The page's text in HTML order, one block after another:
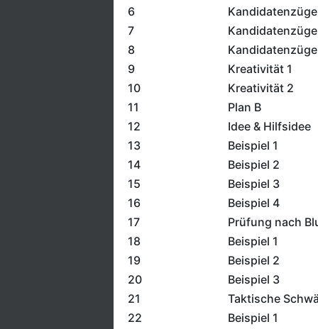
6
7
8
9
Kreativität 1
10
Kreativität 2
11
Plan B
12
Idee & Hilfsidee
13
Beispiel 1
14
Beispiel 2
15
Beispiel 3
16
Beispiel 4
17
Prüfung nach
18
Beispiel 1
19
Beispiel 2
20
Beispiel 3
21
Taktische
22
Beispiel 1